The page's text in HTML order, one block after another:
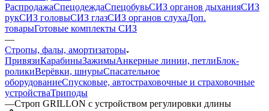
РаспродажаСпецодеждаСпецобувьСИЗ органов дыханияСИЗ
рукСИЗ головыСИЗ глазСИЗ органов слухаДоп.
товарыГотовые комплекты СИЗ
—
Стропы, фалы, амортизаторы
ПривязиКарабиныЗажимыАнкерные линии, петлиБлок-
роликиВерёвки, шнурыСпасательное
оборудованиеСпусковые, автостраховочные и страховочные
устройстваТриподы
—Строп GRILLON с устройством регулировки длины